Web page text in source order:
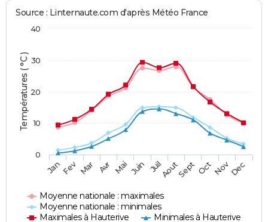
Températures ( °C )
Source : Linternaute.com d'après Météo France
Moyenne nationale : maximales
Moyenne nationale : minimales
Maximales à Hauterive
Minimales à Hauterive
JanFev Mar Avr Mai Juin JuilAoutSept OctNovDec
0
10
20
30
40